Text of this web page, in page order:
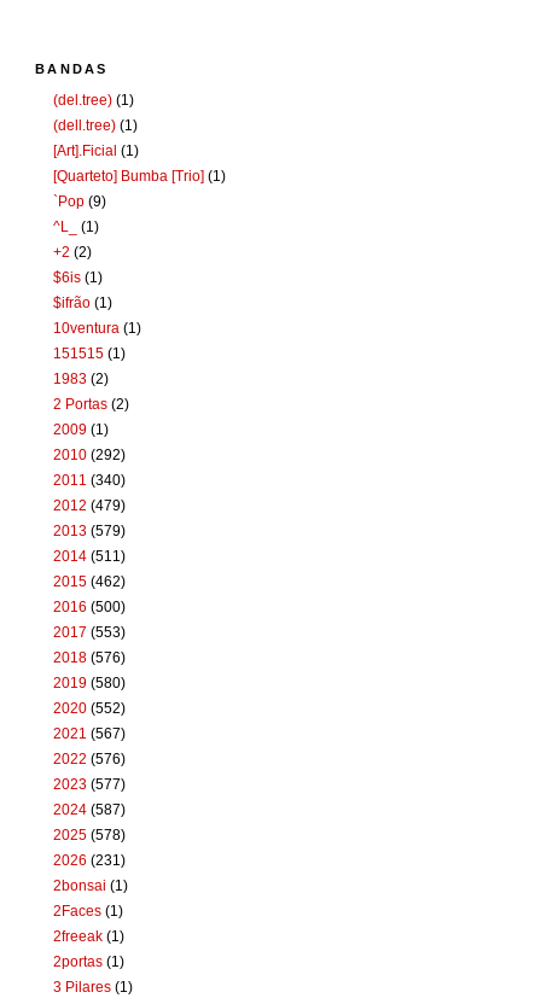
BANDAS
(del.tree) (1)
(dell.tree) (1)
[Art].Ficial (1)
[Quarteto] Bumba [Trio] (1)
`Pop (9)
^L_
(1)
+2 (2)
$6is (1)
$ifrão (1)
10ventura (1)
151515 (1)
1983 (2)
2 Portas (2)
2009 (1)
2010 (292)
2011 (340)
2012 (479)
2013 (579)
2014 (511)
2015 (462)
2016 (500)
2017 (553)
2018 (576)
2019 (580)
2020 (552)
2021 (567)
2022 (576)
2023 (577)
2024 (587)
2025 (578)
2026 (231)
2bonsai (1)
2Faces (1)
2freeak (1)
2portas (1)
3 Pilares (1)